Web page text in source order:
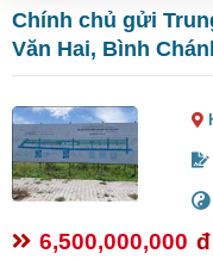
Chính chủ gửi
Văn Hai, Bình
6,500,000,000 đ